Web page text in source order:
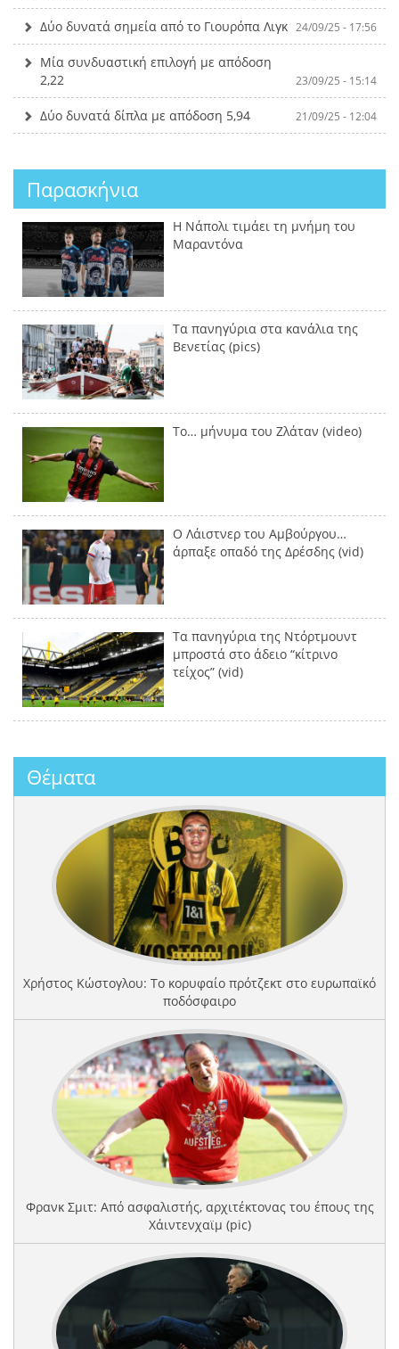
Δύο δυνατά σημεία από το Γιουρόπα Λιγκ 24/09/25 - 17:56
Μία συνδυαστική επιλογή με απόδοση
2,22
23/09/25 - 15:14
Δύο δυνατά δίπλα με απόδοση 5,94 21/09/25 - 12:04
Παρασκήνια
Η Νάπολι τιμάει τη μνήμη του
Μαραντόνα
Τα πανηγύρια στα κανάλια της
Βενετίας (pics)
Το… μήνυμα του Ζλάταν (video)
Ο Λάιστνερ του Αμβούργου…
άρπαξε οπαδό της Δρέσδης (vid)
Τα πανηγύρια της Ντόρτμουντ
μπροστά στο άδειο “κίτρινο
τείχος” (vid)
Θέματα
Χρήστος Κώστογλου: Το κορυφαίο πρότζεκτ στο ευρωπαϊκό
ποδόσφαιρο
Φρανκ Σμιτ: Από ασφαλιστής, αρχιτέκτονας του έπους της
Χάιντενχαϊμ (pic)